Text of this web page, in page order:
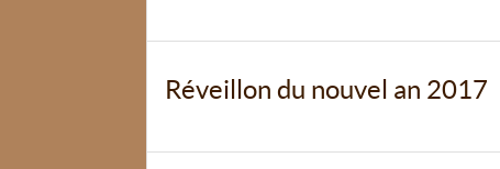
Réveillon du nouvel an 2017